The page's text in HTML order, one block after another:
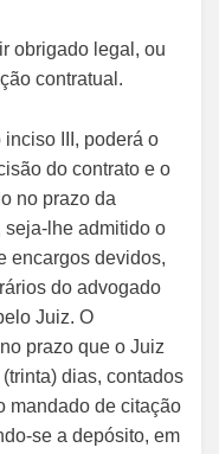
legal, ou
contratual.
III, poderá o
do contrato e o
no prazo da
seja-lhe admitido o
encargos devidos,
do advogado
Juiz. O
prazo que o Juiz
dias, contados
mandado de citação
se a depósito, em